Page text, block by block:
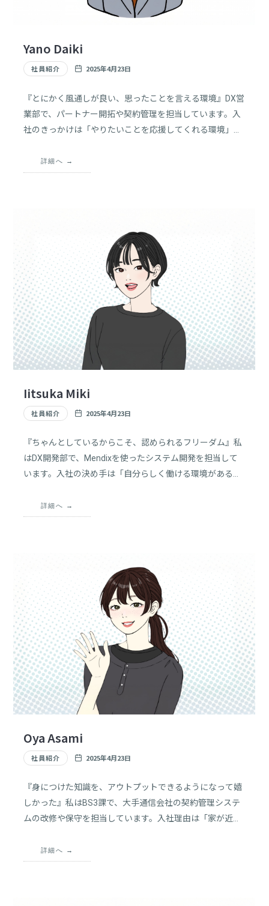
Yano Daiki
社員紹介 2025年4月23日
『とにかく風通しが良い、思ったことを言える環境』DX営
業部で、パートナー開拓や契約管理を担当しています。入
社のきっかけは「やりたいことを応援してくれる環境」に
で、常にコミュニケーションを大切にし、信頼関係を築く
ことを意識しています。経験を重ねることで、システム改
詳細へ
Iitsuka Miki
社員紹介 2025年4月23日
『ちゃんとしているからこそ、認められるフリーダム』私
はDX開発部で、Mendixを使ったシステム開発を担当して
います。入社の決め手は「自分らしく働ける環境がある」
トのおかげで一歩ずつ成長できています。フラットな組織
詳細へ
Oya Asami
社員紹介 2025年4月23日
『身につけた知識を、アウトプットできるようになって嬉
しかった』私はBS3課で、大手通信会社の契約管理システ
ムの改修や保守を担当しています。入社理由は「家が近か
いサポートが入社後の成長を支えてくれました。自分だけ
詳細へ